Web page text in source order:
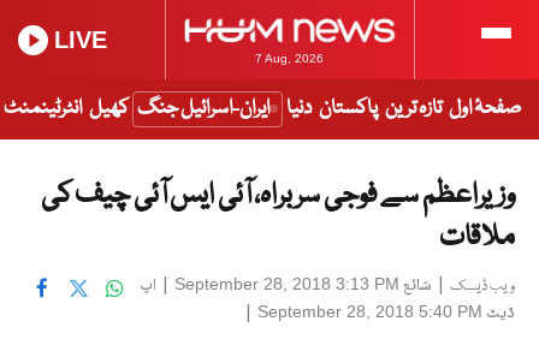
7 Aug, 2026
LIVE
صفحۂ اول تازہ ترین پاکستان دنیا ایران-اسرائیل جنگ کھیل انٹرٹینمنٹ
وزیراعظم سے فوجی سربراہ، آئی ایس آئی چیف کی
ملاقات
ویب ڈیسک | شائع September 28, 2018 3:13 PM
| اپ
ڈیٹ September 28, 2018 5:40 PM
|